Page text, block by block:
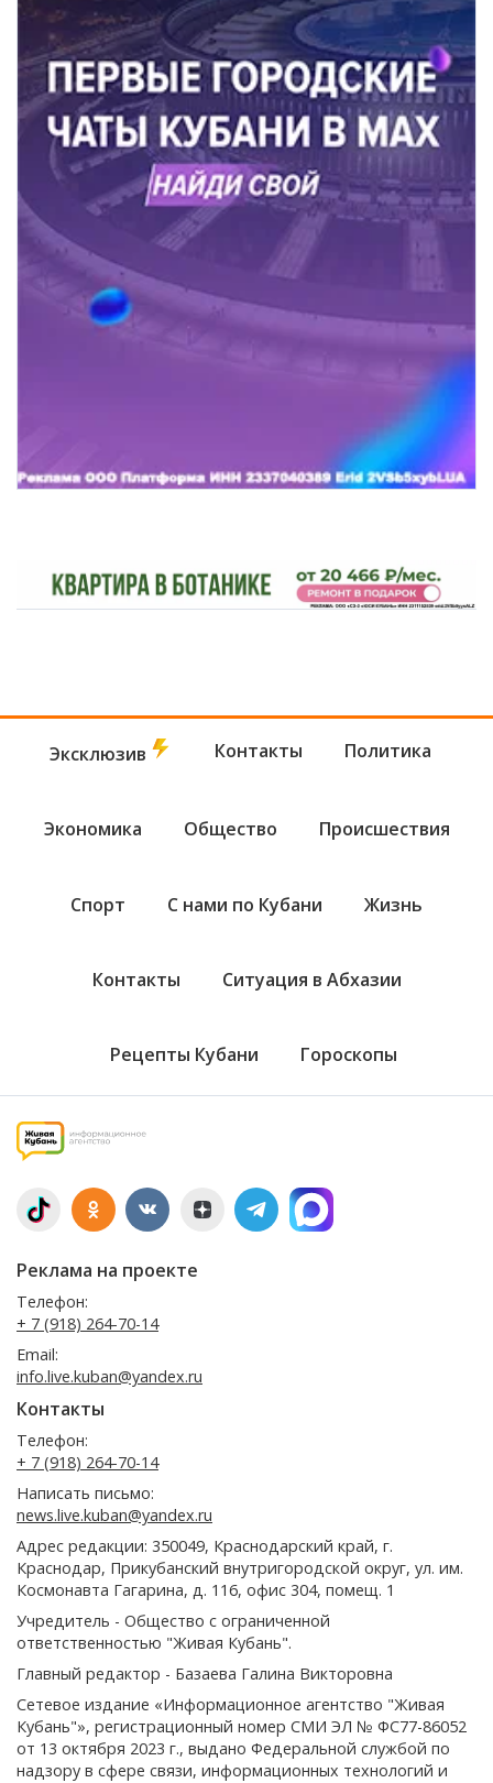
Эксклюзив Контакты Политика
Экономика Общество Происшествия
Спорт С нами по Кубани Жизнь
Контакты Ситуация в Абхазии
Рецепты Кубани Гороскопы
Реклама на проекте
Телефон:
+ 7 (918) 264-70-14
Email:
info.live.kuban@yandex.ru
Контакты
Телефон:
+ 7 (918) 264-70-14
Написать письмо:
news.live.kuban@yandex.ru
Адрес редакции: 350049, Краснодарский край, г.
Краснодар, Прикубанский внутригородской округ, ул. им.
Космонавта Гагарина, д. 116, офис 304, помещ. 1
Учредитель - Общество с ограниченной
ответственностью "Живая Кубань".
Главный редактор - Базаева Галина Викторовна
Сетевое издание «Информационное агентство "Живая
Кубань"», регистрационный номер СМИ ЭЛ № ФС77-86052
от 13 октября 2023 г., выдано Федеральной службой по
надзору в сфере связи, информационных технологий и